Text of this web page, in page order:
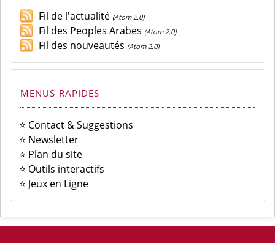
Fil de l'actualité (Atom 2.0)
Fil des Peoples Arabes (Atom 2.0)
Fil des nouveautés (Atom 2.0)
MENUS RAPIDES
⭐ Contact & Suggestions
⭐ Newsletter
⭐ Plan du site
⭐ Outils interactifs
⭐ Jeux en Ligne